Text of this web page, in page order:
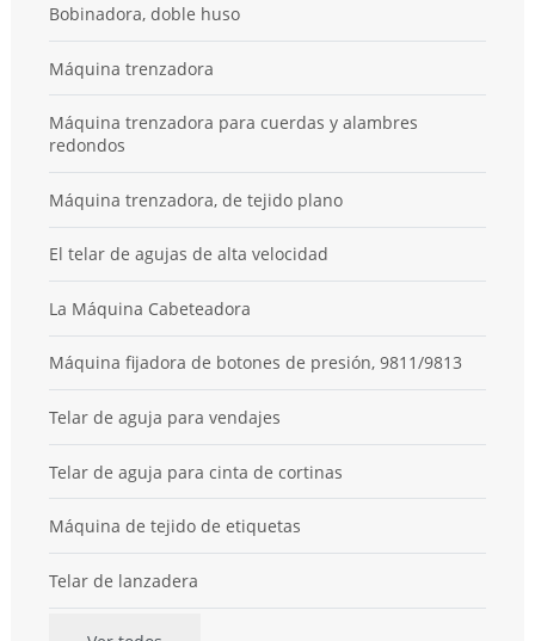
Bobinadora, doble huso
Máquina trenzadora
Máquina trenzadora para cuerdas y alambres
redondos
Máquina trenzadora, de tejido plano
El telar de agujas de alta velocidad
La Máquina Cabeteadora
Máquina fijadora de botones de presión, 9811/9813
Telar de aguja para vendajes
Telar de aguja para cinta de cortinas
Máquina de tejido de etiquetas
Telar de lanzadera